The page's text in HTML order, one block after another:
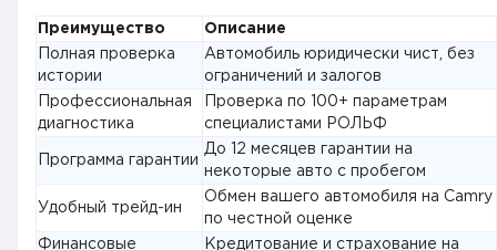
Преимущество
Описание
Полная проверка
истории
Автомобиль юридически чист, без
ограничений и залогов
Профессиональная
диагностика
Проверка по 100+ параметрам
специалистами РОЛЬФ
Программа гарантии
До 12 месяцев гарантии на
некоторые авто с пробегом
Удобный трейд-ин
Обмен вашего автомобиля на Camry
по честной оценке
Финансовые
Кредитование и страхование на